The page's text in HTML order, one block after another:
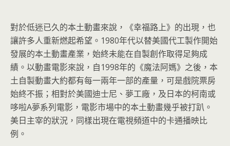
對於低迷已久的本土動畫來說，《幸福路上》的出現，也
讓許多人重新燃起希望。1980年代以替美國代工製作開始
發展的本土動畫產業，始終未能在自製創作取得足夠成
績。以動畫電影來說，自1998年的《魔法阿媽》之後，本
土自製動畫大約都有每一兩年一部的產量，可是戲院票房
始終不振；相對於美國迪士尼、夢工廠，及日本的柯南或
哆啦A夢系列電影，電影市場中的本土動畫幾乎被打趴。
美日主宰的狀況，同樣出現在電視頻道中的卡通播映比
例。